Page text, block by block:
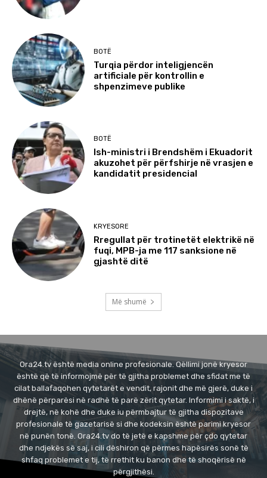
BOTË
Turqia përdor inteligjencën
artificiale për kontrollin e
shpenzimeve publike
BOTË
Ish-ministri i Brendshëm i Ekuadorit
akuzohet për përfshirje në vrasjen e
kandidatit presidencial
KRYESORE
Rregullat për trotinetët elektrikë në
fuqi, MPB-ja me 117 sanksione në
gjashtë ditë
Më shumë
Ora24.tv është media online profesionale. Qëllimi jonë kryesor
është që të informojmë për të gjitha problemet dhe sfidat me të
cilat ballafaqohen qytetarët e vendit, rajonit dhe më gjerë, duke i
dhënë përparësi në radhë të parë zërit qytetar. Informimi i saktë, i
drejtë, në kohë dhe duke iu përmbajtur të gjitha dispozitave
profesionale të gazetarisë si dhe kodeksin është parimi kryesor
në punën tonë. Ora24.tv do të jetë e kapshme për çdo qytetar
dhe ndjekës së saj, i cili dëshiron që përmes hapësirës sonë të
shfaq problemet e tij, të rrethit ku banon dhe të shoqërisë në
përgjithësi.